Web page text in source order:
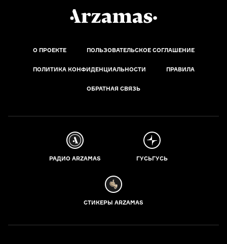
О ПРОЕКТЕ ПОЛЬЗОВАТЕЛЬСКОЕ СОГЛАШЕНИЕ
ПОЛИТИКА КОНФИДЕНЦИАЛЬНОСТИ ПРАВИЛА
ОБРАТНАЯ СВЯЗЬ
РАДИО ARZAMAS ГУСЬГУСЬ
СТИКЕРЫ ARZAMAS